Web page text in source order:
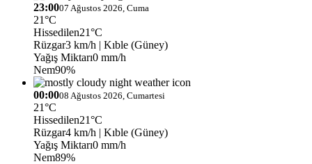
23:0007 Ağustos 2026, Cuma
21°C
Hissedilen21°C
Rüzgar3 km/h | Kıble (Güney)
Yağış Miktarı0 mm/h
Nem90%
00:0008 Ağustos 2026, Cumartesi
21°C
Hissedilen21°C
Rüzgar4 km/h | Kıble (Güney)
Yağış Miktarı0 mm/h
Nem89%